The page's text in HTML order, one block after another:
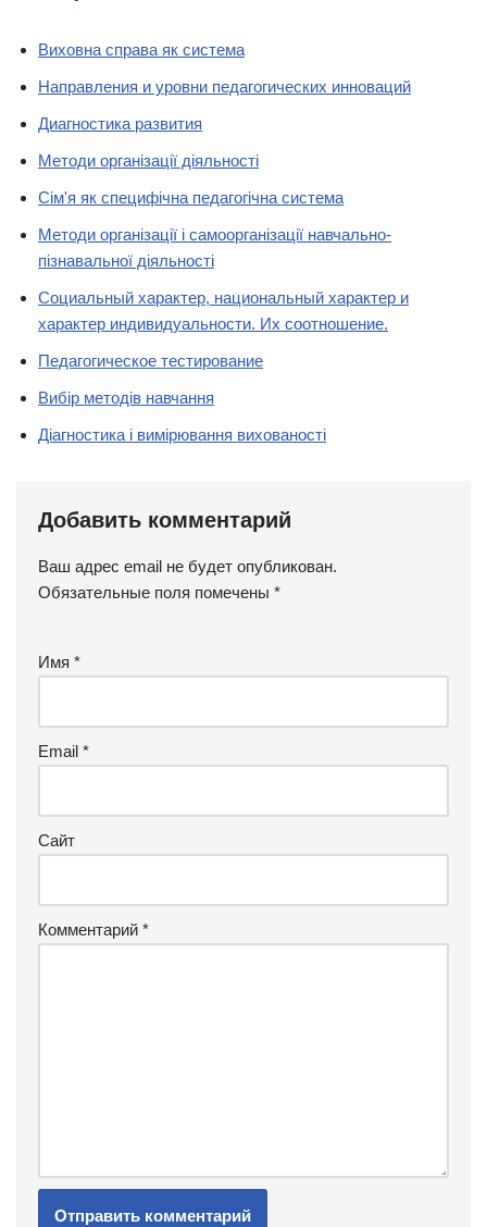
Виховна справа як система
Направления и уровни педагогических инноваций
Диагностика развития
Методи організації діяльності
Сім'я як специфічна педагогічна система
Методи організації і самоорганізації навчально-
пізнавальної діяльності
Социальный характер, национальный характер и
характер индивидуальности. Их соотношение.
Педагогическое тестирование
Вибір методів навчання
Діагностика і вимірювання вихованості
Добавить комментарий
Ваш адрес email не будет опубликован.
Обязательные поля помечены *
Имя *
Email *
Сайт
Комментарий *